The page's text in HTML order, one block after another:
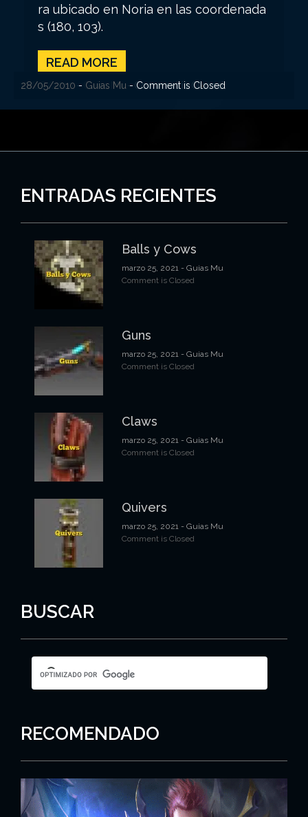
17/06/2010- Guias Mu - Comment is Closed
28/05/2010 - Guias Mu - Comment is Closed
ra ubicado en Noria en las coordenada
s (180, 103).
READ MORE
ENTRADAS RECIENTES
Balls y Cows
marzo 25, 2021 - Guias Mu
Comment is Closed
Guns
marzo 25, 2021 - Guias Mu
Comment is Closed
Claws
marzo 25, 2021 - Guias Mu
Comment is Closed
Quivers
marzo 25, 2021 - Guias Mu
Comment is Closed
BUSCAR
RECOMENDADO